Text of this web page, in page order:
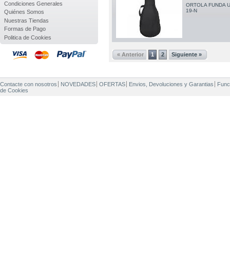
Condiciones Generales
Quiénes Somos
Nuestras Tiendas
Formas de Pago
Politica de Cookies
ORTOLA FUNDA
19-N
« Anterior 1 2 Siguiente »
Contacte con nosotros NOVEDADES OFERTAS Envios, Devoluciones y Garantias
de Cookies